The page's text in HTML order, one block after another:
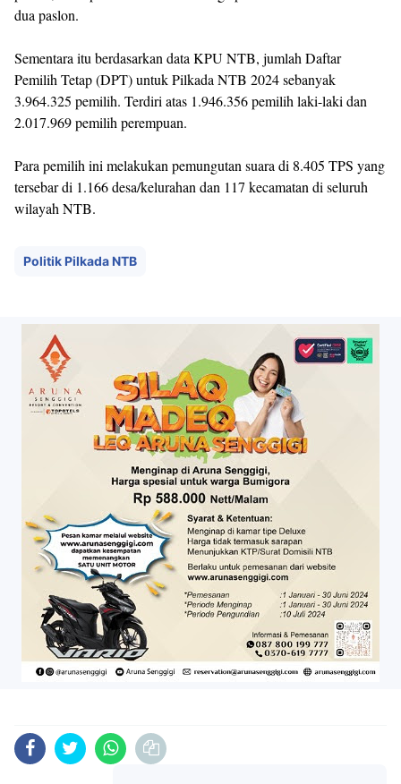
dua paslon.
Sementara itu berdasarkan data KPU NTB, jumlah Daftar
Pemilih Tetap (DPT) untuk Pilkada NTB 2024 sebanyak
3.964.325 pemilih. Terdiri atas 1.946.356 pemilih laki-laki dan
2.017.969 pemilih perempuan.
Para pemilih ini melakukan pemungutan suara di 8.405 TPS yang
tersebar di 1.166 desa/kelurahan dan 117 kecamatan di seluruh
wilayah NTB.
Politik Pilkada NTB